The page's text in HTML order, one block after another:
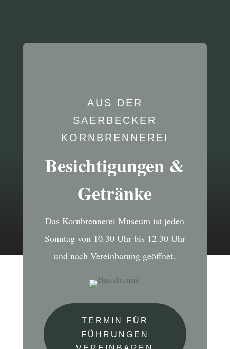
AUS DER
SAERBECKER
KORNBRENNEREI
Besichtigungen &
Getränke
Das Kornbrennerei Museum ist jeden
Sonntag von 10.30 Uhr bis 12.30 Uhr
und nach Vereinbarung geöffnet.
TERMIN FÜR
FÜHRUNGEN